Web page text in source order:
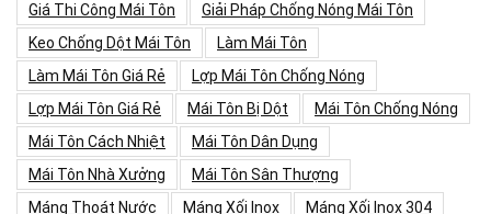
Giá Thi Công Mái Tôn
Giải Pháp Chống Nóng Mái Tôn
Keo Chống Dột Mái Tôn
Làm Mái Tôn
Làm Mái Tôn Giá Rẻ
Lợp Mái Tôn Chống Nóng
Lợp Mái Tôn Giá Rẻ
Mái Tôn Bị Dột
Mái Tôn Chống Nóng
Mái Tôn Cách Nhiệt
Mái Tôn Dân Dụng
Mái Tôn Nhà Xưởng
Mái Tôn Sân Thượng
Máng Thoát Nước
Máng Xối Inox
Máng Xối Inox 304